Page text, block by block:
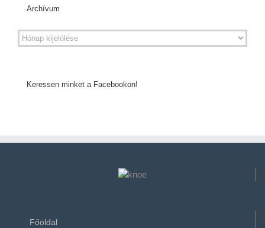
Archívum
Keressen minket a Facebookon!
Főoldal